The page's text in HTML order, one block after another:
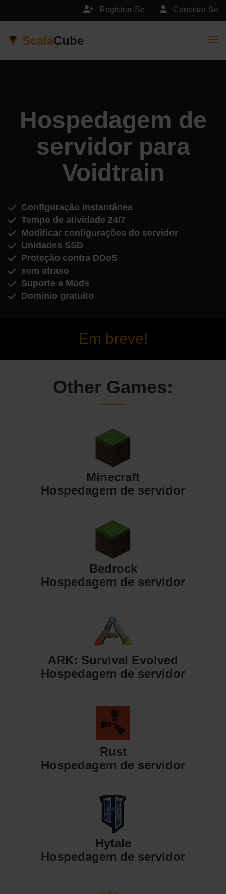
Conectar-Se
Registrar-Se
ScalaCube
Hospedagem de
servidor para
Voidtrain
Configuração instantânea
Tempo de atividade 24/7
Modificar configurações do servidor
Unidades SSD
Proteção contra DDoS
sem atraso
Suporte a Mods
Domínio gratuito
Em breve!
Other Games:
Minecraft
Hospedagem de servidor
Bedrock
Hospedagem de servidor
ARK: Survival Evolved
Hospedagem de servidor
Rust
Hospedagem de servidor
Hytale
Hospedagem de servidor